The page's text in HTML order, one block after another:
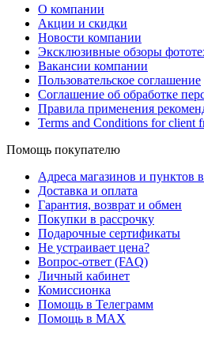
О компании
Акции и скидки
Новости компании
Эксклюзивные обзоры
Вакансии компании
Пользовательское соглашение
Соглашение об обработке
Правила применения
Terms and Conditions for client
Помощь покупателю
Адреса магазинов и пунктов
Доставка и оплата
Гарантия, возврат и обмен
Покупки в рассрочку
Подарочные сертификаты
Не устраивает цена?
Вопрос-ответ (FAQ)
Личный кабинет
Комиссионка
Помощь в Телеграмм
Помощь в MAX